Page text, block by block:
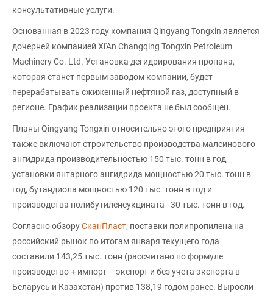
консультативные услуги.
Основанная в 2023 году компания Qingyang Tongxin является
дочерней компанией Xi'An Changqing Tongxin Petroleum
Machinery Co. Ltd. Установка дегидрирования пропана,
которая станет первым заводом компании, будет
перерабатывать сжиженный нефтяной газ, доступный в
регионе. График реализации проекта не был сообщен.
Планы Qingyang Tongxin относительно этого предприятия
также включают строительство производства малеинового
ангидрида производительностью 150 тыс. тонн в год,
установки янтарного ангидрида мощностью 20 тыс. тонн в
год, бутандиола мощностью 120 тыс. тонн в год и
производства полибутиленсукцината - 30 тыс. тонн в год.
Согласно обзоруСканПласт, поставки полипропилена на
российский рынок по итогам января текущего года
составили 143,25 тыс. тонн (рассчитано по формуле
производство + импорт – экспорт и без учета экспорта в
Беларусь и Казахстан) против 138,19 годом ранее. Выросли